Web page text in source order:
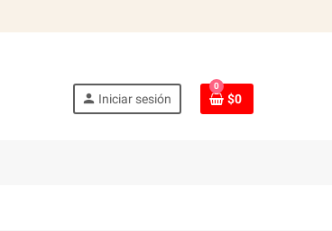
person Iniciar sesión
0
$0